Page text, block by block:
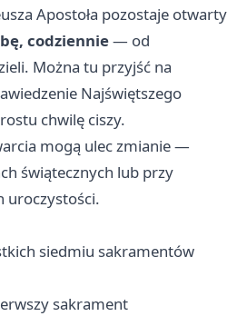
Apostoła pozostaje otwarty
codziennie— od
Można tu przyjść na
Najświętszego
chwilę ciszy.
mogą ulec zmianie —
świątecznych lub przy
uroczystości.
siedmiu sakramentów
sakrament